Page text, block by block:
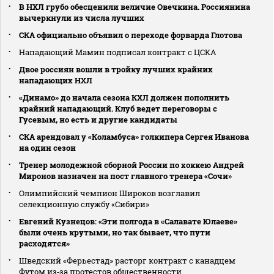
В НХЛ грубо обесценили величие Овечкина. Россиянина
вычеркнули из числа лучших
СКА официально объявил о переходе форварда Глотова
Нападающий Мамин подписал контракт с ЦСКА
Двое россиян вошли в тройку лучших крайних
нападающих НХЛ
«Динамо» до начала сезона КХЛ должен пополнить
крайний нападающий. Клуб ведет переговоры с
Гусевым, но есть и другие кандидаты
СКА арендовал у «Коламбуса» голкипера Сергея Иванова
на один сезон
Тренер молодежной сборной России по хоккею Андрей
Миронов назначен на пост главного тренера «Сочи»
Олимпийский чемпион Широков возглавил
селекционную службу «Сибири»
Евгений Кузнецов: «Эти полгода в «Салавате Юлаеве»
были очень крутыми, но так бывает, что пути
расходятся»
Шведский «Ферьестад» расторг контракт с канадцем
Футом из‑за протестов общественности